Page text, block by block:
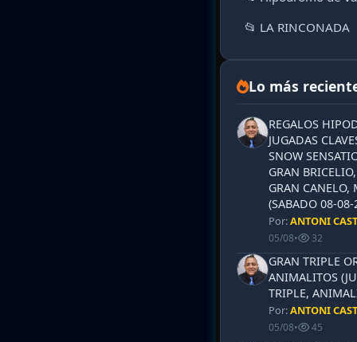
📂 LA RINCONADA
Lo más
REGALOS
JUGADAS
SNOW
GRAN
GRAN CANELO,
(SABADO 08-
Por:ANTONI
05/08• 32
GRAN TRIPLE
ANIMALITOS
TRIPLE,
Por:ANTONI
05/08• 45